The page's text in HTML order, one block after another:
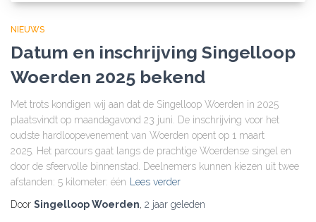
NIEUWS
Datum en inschrijving Singelloop
Woerden 2025 bekend
Met trots kondigen wij aan dat de Singelloop Woerden in 2025
plaatsvindt op maandagavond 23 juni. De inschrijving voor het
oudste hardloopevenement van Woerden opent op 1 maart
2025. Het parcours gaat langs de prachtige Woerdense singel en
door de sfeervolle binnenstad. Deelnemers kunnen kiezen uit twee
afstanden: 5 kilometer: één Lees verder
Door Singelloop Woerden, 2 jaar geleden